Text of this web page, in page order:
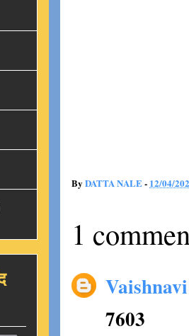
By DATTA NALE- 12/04/
1
7603